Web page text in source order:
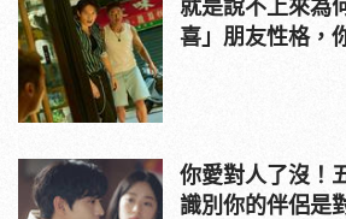
就是說不上來為
喜」朋友性格，
你愛對人了沒！
識別你的伴侶是